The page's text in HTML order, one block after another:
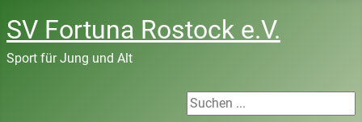
SV Fortuna Rostock e.V.
Sport für Jung und Alt
Suchen ...